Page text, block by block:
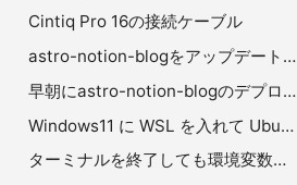
Cintiq Pro 16の接続ケーブル
astro-notion-blogをアップデートし、Astroのバージョンも3系へ
早朝にastro-notion-blogのデプロイをすると記事が表示されない原因はTZ
Windows11 に WSL を入れて Ubuntu を入れたまとめ（エラー対応あり）
ターミナルを終了しても環境変数がリセットされないようにする（WSL+Ubuntu）